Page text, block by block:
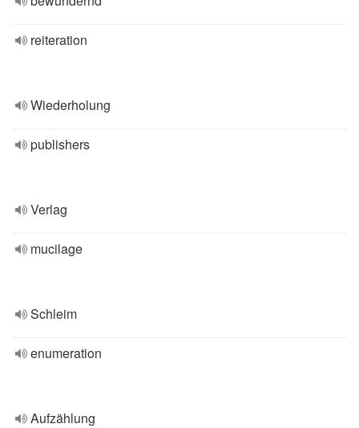
reiteration
Wiederholung
publishers
Verlag
mucilage
Schleim
enumeration
Aufzählung